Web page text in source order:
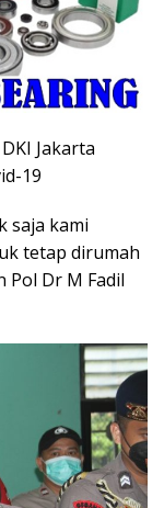
Jakarta
19
saja kami
tetap dirumah
Pol Dr M Fadil